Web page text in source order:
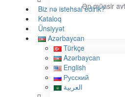
Biz nə istehsal edirik?
Kataloq
Ünsiyyət
Azərbaycan
Türkçe
Azərbaycan
English
Русский
العربية
Ən müasir